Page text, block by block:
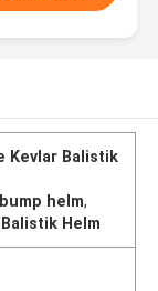
Kevlar Balistik
helm,
Helm